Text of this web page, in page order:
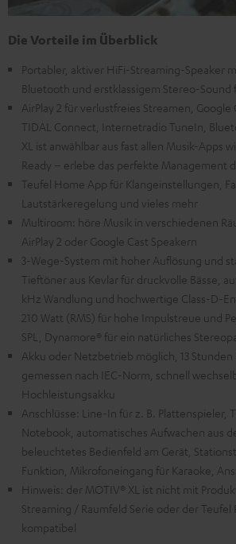
Die Vorteile im Überblick
Portabler, aktiver HiFi-Streaming-Speaker
Bluetooth und erstklassigem Stereo-Sound
AirPlay 2 für verlustfreies Streamen, Google
TIDAL Connect, Internetradio TuneIn,
XL ist anwählbar aus fast allen Musik-Apps
Ready – erlebe das perfekte Management
Teufel Home App für Klangeinstellungen,
Lautstärkeregelung und vieles mehr
Multiroom: höre Musik in verschiedenen
AirPlay 2 oder Google Cast Speakern
3-Wege-System mit hoher Auflösung und
Tieftöner aus Kevlar für druckvolle Bässe,
kHz Wandlung und hochwertige Class-D-
210 Watt (RMS) für hohe Impulstreue und
SPL, Dynamore® für ein natürliches
Akku oder Netzbetrieb möglich, 13 Stunden
gemessen nach IEC-Norm, schnell
Hochleistungsakku
Anschlüsse: Line-In für z. B. Plattenspieler,
Notebook, automatisches Aufwachen aus
beleuchtetes Bedienfeld am Gerät,
Funktion, Mikrofoneingang für Karaoke,
Hinweis: der MOTIV® XL ist nicht mit
Streaming / Raumfeld Serie oder der Teufel
kompatibel